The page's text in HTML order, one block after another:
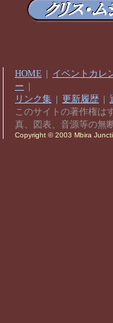
HOME | イベントカレ
ー |
リンク集 | 更新履歴 |
このサイトの著作権は
真、図表、音源等の無
Copyright © 2003 Mbira